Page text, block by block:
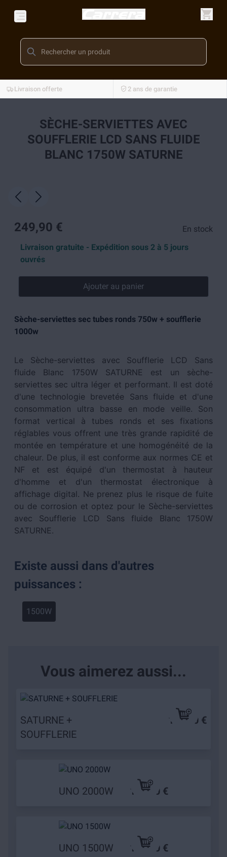
Livraison offerte 2 ans de garantie
SÈCHE-SERVIETTES AVEC
SOUFFLERIE LCD SANS FLUIDE
BLANC 1750W SATURNE
249,90 €
En stock
Livraison gratuite - Expédition sous 2 à 5 jours
ouvrés
Ajouter au panier
Sèche-serviettes sec tubes ronds 750w + soufflerie
1000w
Le Sèche-serviettes avec Soufflerie LCD Sans
fluide Blanc 1750W SATURNE est un sèche-
serviettes sec ultra léger et performant. Il est doté
d'une technologie brevetée Sans fluide et d'une
consommation ultra basse en mode veille. Son
format vertical à tubes ronds et ses fixations
réglables vous offrent une très grande rapidité de
montée en température et une homogénéité de la
chaleur. De plus, il est conforme aux normes CE et
NF et est équipé d'un thermostat à hauteur
d'homme et d'un thermostat électronique à
affichage digital. Ne prenez plus le risque de fuite
ou de corrosion et optez pour le Sèche-serviettes
avec Soufflerie LCD Sans fluide Blanc 1750W
SATURNE.
Existe aussi dans d'autres
puissances :
1500W
Vous aimerez aussi...
SATURNE +
SOUFFLERIE
179,90 €
UNO 2000W 149,90 €
UNO 1500W 119,90 €